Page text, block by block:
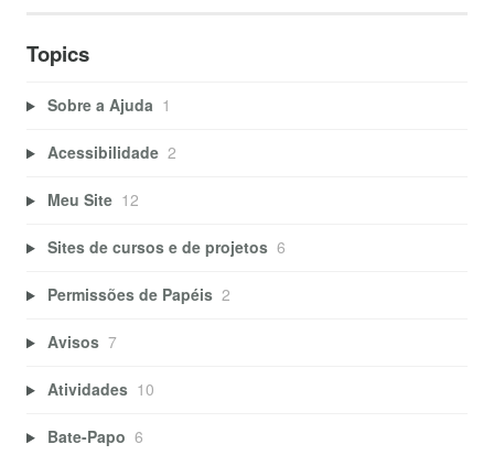
Topics
Sobre a Ajuda 1
Acessibilidade 2
Meu Site 12
Sites de cursos e de projetos 6
Permissões de Papéis 2
Avisos 7
Atividades 10
Bate-Papo 6